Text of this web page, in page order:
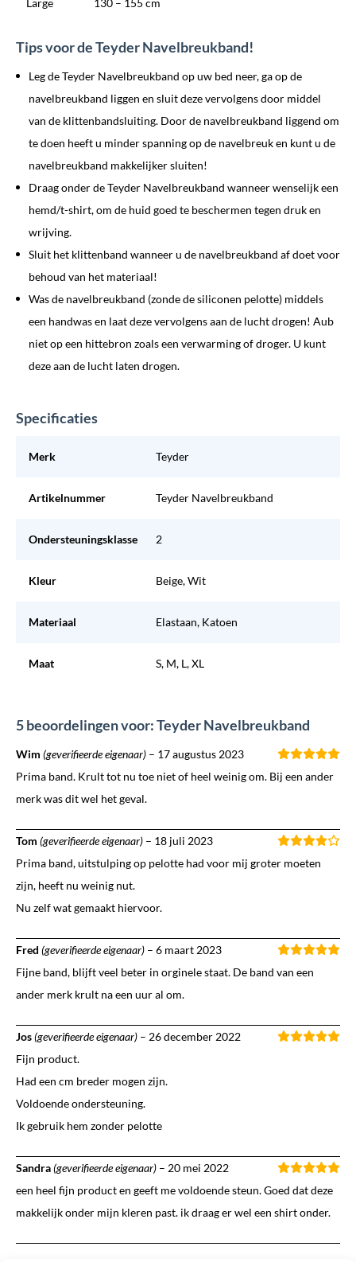
Large 130 – 155 cm
Tips voor de Teyder Navelbreukband!
Leg de Teyder Navelbreukband op uw bed neer, ga op de
navelbreukband liggen en sluit deze vervolgens door middel
van de klittenbandsluiting. Door de navelbreukband liggend om
te doen heeft u minder spanning op de navelbreuk en kunt u de
navelbreukband makkelijker sluiten!
Draag onder de Teyder Navelbreukband wanneer wenselijk een
hemd/t-shirt, om de huid goed te beschermen tegen druk en
wrijving.
Sluit het klittenband wanneer u de navelbreukband af doet voor
behoud van het materiaal!
Was de navelbreukband (zonde de siliconen pelotte) middels
een handwas en laat deze vervolgens aan de lucht drogen! Aub
niet op een hittebron zoals een verwarming of droger. U kunt
deze aan de lucht laten drogen.
Specificaties
Merk Teyder
Artikelnummer Teyder Navelbreukband
Ondersteuningsklasse 2
Kleur Beige, Wit
Materiaal Elastaan, Katoen
Maat S, M, L, XL
5 beoordelingen voor: Teyder Navelbreukband
Wim (geverifieerde eigenaar) – 17 augustus 2023
Prima band. Krult tot nu toe niet of heel weinig om. Bij een ander
merk was dit wel het geval.
Tom (geverifieerde eigenaar) – 18 juli 2023
Prima band, uitstulping op pelotte had voor mij groter moeten
zijn, heeft nu weinig nut.
Nu zelf wat gemaakt hiervoor.
Fred (geverifieerde eigenaar) – 6 maart 2023
Fijne band, blijft veel beter in orginele staat. De band van een
ander merk krult na een uur al om.
Jos(geverifieerde eigenaar) – 26 december 2022
Fijn product.
Had een cm breder mogen zijn.
Voldoende ondersteuning.
Ik gebruik hem zonder pelotte
Sandra(geverifieerde eigenaar) – 20 mei 2022
een heel fijn product en geeft me voldoende steun. Goed dat deze
makkelijk onder mijn kleren past. ik draag er wel een shirt onder.